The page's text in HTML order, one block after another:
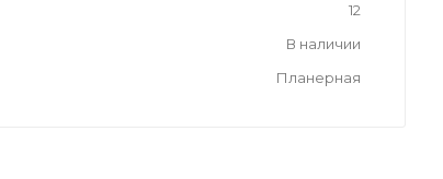
12
В наличии
Планерная